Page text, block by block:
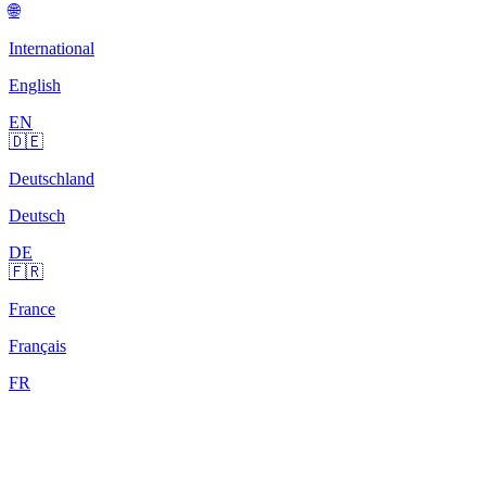
🌐
International
English
EN
🇩🇪
Deutschland
Deutsch
DE
🇫🇷
France
Français
FR